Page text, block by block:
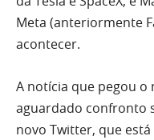
Meta (anteriormente
acontecer.
A notícia que pegou o
aguardado confronto
novo Twitter, que